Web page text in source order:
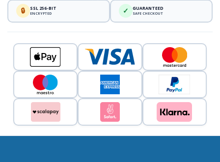
🔒 SSL 256-BIT
ENCRYPTED ✓ GUARANTEED
SAFE CHECKOUT